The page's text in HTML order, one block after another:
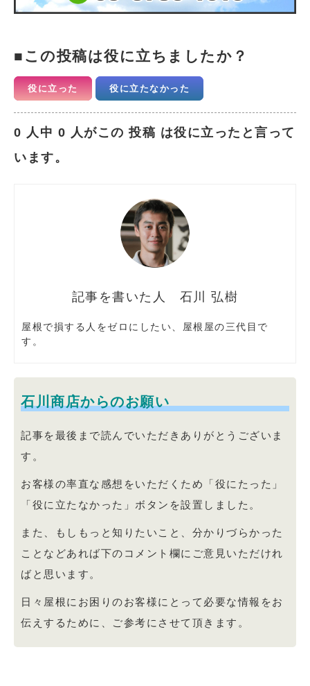
この投稿は役に立ちましたか？
役に立った 役に立たなかった
0 人中 0 人がこの 投稿 は役に立ったと言って
います。
石川 弘樹
屋根で損する人をゼロにしたい、屋根屋の三代目で
す。
石川商店からのお願い
記事を最後まで読んでいただきありがとうございま
す。
お客様の率直な感想をいただくため「役にたった」
「役に立たなかった」ボタンを設置しました。
また、もしもっと知りたいこと、分かりづらかった
ことなどあれば下のコメント欄にご意見いただけれ
ばと思います。
日々屋根にお困りのお客様にとって必要な情報をお
伝えするために、ご参考にさせて頂きます。